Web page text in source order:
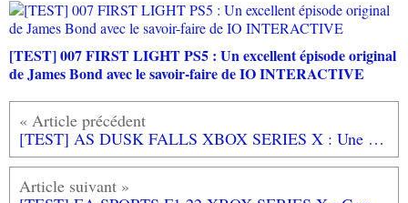
[TEST] 007 FIRST LIGHT PS5 : Un excellent épisode original
de James Bond avec le savoir-faire de IO INTERACTIVE
[TEST] AS DUSK FALLS XBOX SERIES X : Une direction artistique originale pour ce film interactif passionnant